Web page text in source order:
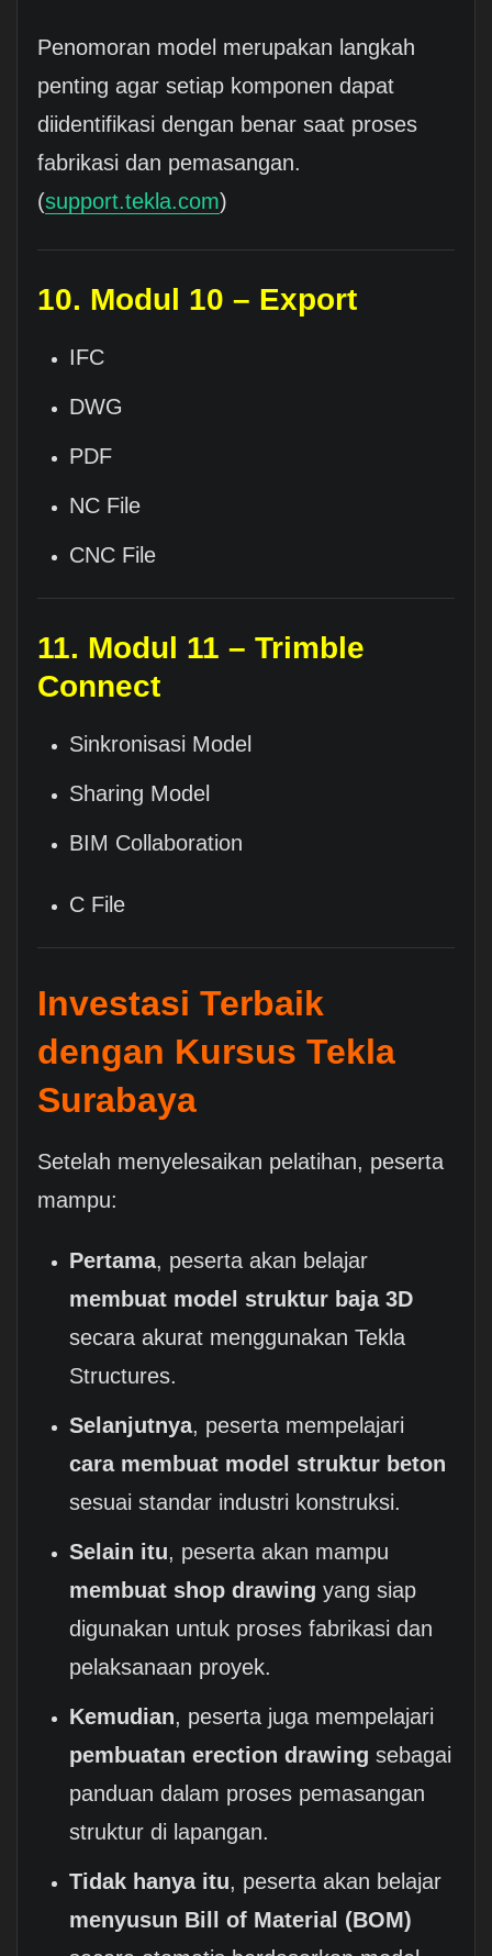
Penomoran model merupakan langkah
penting agar setiap komponen dapat
diidentifikasi dengan benar saat proses
fabrikasi dan pemasangan.
(support.tekla.com)
10. Modul 10 – Export
IFC
DWG
PDF
NC File
CNC File
11. Modul 11 – Trimble
Connect
Sinkronisasi Model
Sharing Model
BIM Collaboration
C File
Investasi Terbaik
dengan Kursus Tekla
Surabaya
Setelah menyelesaikan pelatihan, peserta
mampu:
Pertama, peserta akan belajar
membuat model struktur baja 3D
secara akurat menggunakan Tekla
Structures.
Selanjutnya, peserta mempelajari
cara membuat model struktur beton
sesuai standar industri konstruksi.
Selain itu, peserta akan mampu
membuat shop drawing yang siap
digunakan untuk proses fabrikasi dan
pelaksanaan proyek.
Kemudian, peserta juga mempelajari
pembuatan erection drawing sebagai
panduan dalam proses pemasangan
struktur di lapangan.
Tidak hanya itu, peserta akan belajar
menyusun Bill of Material (BOM)